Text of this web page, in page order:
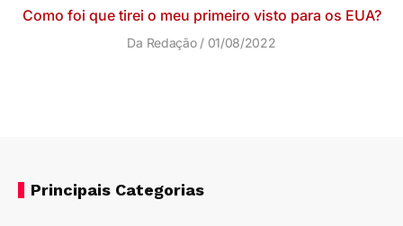
Como foi que tirei o meu primeiro visto para os EUA?
Da Redação 01/08/2022
Principais Categorias